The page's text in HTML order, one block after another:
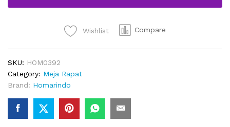
Untuk
Wishlist Compare
SKU: HOM0392
Category: Meja Rapat
Brand: Homarindo